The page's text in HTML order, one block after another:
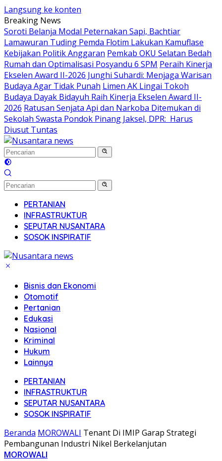
Langsung ke konten
Breaking News
Soroti Belanja Modal Peternakan Sapi, Bachtiar
Lamawuran Tuding Pemda Flotim Lakukan Kamuflase
Kebijakan Politik Anggaran Pemkab OKU Selatan Bedah
Rumah dan Optimalisasi Posyandu 6 SPM Peraih Kinerja
Ekselen Award II-2026 Junghi Suhardi: Menjaga Warisan
Budaya Agar Tidak Punah Limen AK Lingai Tokoh
Budaya Dayak Bidayuh Raih Kinerja Ekselen Award II-
2026 Ratusan Senjata Api dan Narkoba Ditemukan di
Sekolah Swasta Pondok Pinang Jaksel, DPR: Harus
Diusut Tuntas
PERTANIAN
INFRASTRUKTUR
SEPUTAR NUSANTARA
SOSOK INSPIRATIF
Bisnis dan Ekonomi
Otomotif
Pertanian
Edukasi
Nasional
Kriminal
Hukum
Lainnya
PERTANIAN
INFRASTRUKTUR
SEPUTAR NUSANTARA
SOSOK INSPIRATIF
Beranda MOROWALI Tenant Di IMIP Garap Strategi
Pembangunan Industri Nikel Berkelanjutan
MOROWALI